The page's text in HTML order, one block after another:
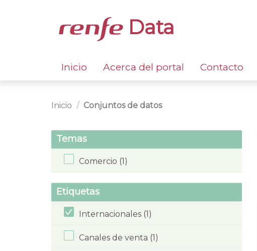
Data
Inicio Acerca del portal Contacto
Inicio Conjuntos de datos
Temas
Comercio (1)
Etiquetas
Internacionales (1)
Canales de venta (1)